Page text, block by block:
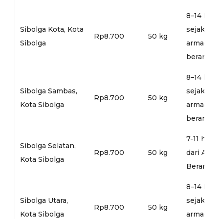
Sibolga Kota, Kota
Sibolga
Rp8.700 50 kg
8–14 hari
sejak
armada
Sibolga Sambas,
Kota Sibolga
Rp8.700 50 kg
8–14 hari
sejak
armada
Sibolga Selatan,
Kota Sibolga
Rp8.700 50 kg
7-11 hari
dari
Sibolga Utara,
Kota Sibolga
Rp8.700 50 kg
8–14 hari
sejak
armada